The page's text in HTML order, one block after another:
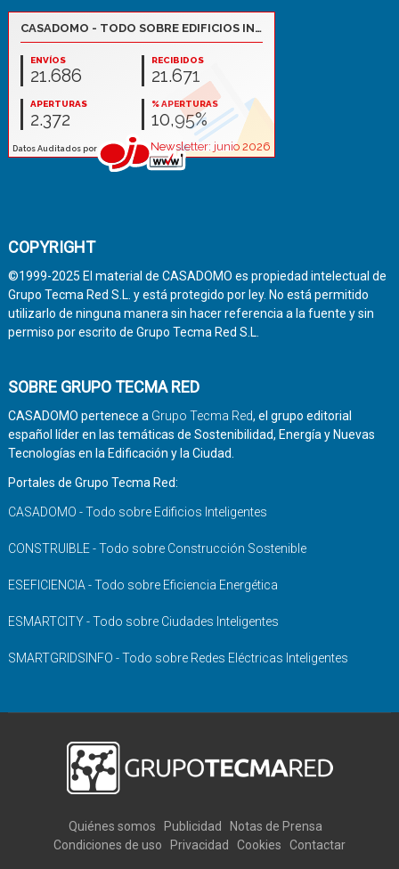
COPYRIGHT
©1999-2025 El material de CASADOMO es propiedad intelectual de
Grupo Tecma Red S.L. y está protegido por ley. No está permitido
utilizarlo de ninguna manera sin hacer referencia a la fuente y sin
permiso por escrito de Grupo Tecma Red S.L.
SOBRE GRUPO TECMA RED
CASADOMO pertenece a Grupo Tecma Red, el grupo editorial
español líder en las temáticas de Sostenibilidad, Energía y Nuevas
Tecnologías en la Edificación y la Ciudad.
Portales de Grupo Tecma Red:
CASADOMO - Todo sobre Edificios Inteligentes
CONSTRUIBLE - Todo sobre Construcción Sostenible
ESEFICIENCIA - Todo sobre Eficiencia Energética
ESMARTCITY - Todo sobre Ciudades Inteligentes
SMARTGRIDSINFO - Todo sobre Redes Eléctricas Inteligentes
Quiénes somos Publicidad
Notas de Prensa
Condiciones de uso
Privacidad Cookies Contactar